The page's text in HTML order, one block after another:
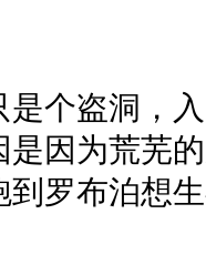
是个盗洞，
是因为荒芜
罗布泊想